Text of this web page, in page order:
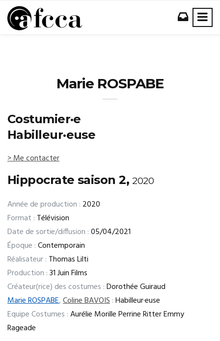
Marie ROSPABE
Costumier·e
Habilleur·euse
> Me contacter
Hippocrate saison 2,2020
Année de production : 2020
Format : Télévision
Date de sortie/diffusion :05/04/2021
Époque :Contemporain
Réalisateur : Thomas Lilti
Production :31 Juin Films
Créateur(rice) des costumes :Dorothée Guiraud
Marie ROSPABE,Coline BAVOIS:Habilleur·euse
Equipe Costumes :Aurélie Morille Perrine Ritter Emmy
Rageade